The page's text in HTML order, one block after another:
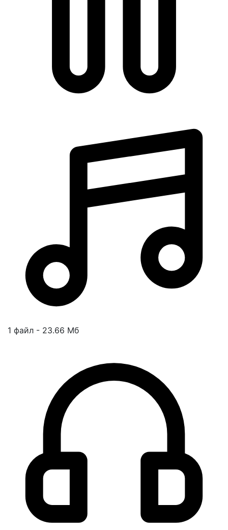
1 файл - 23.66 Мб